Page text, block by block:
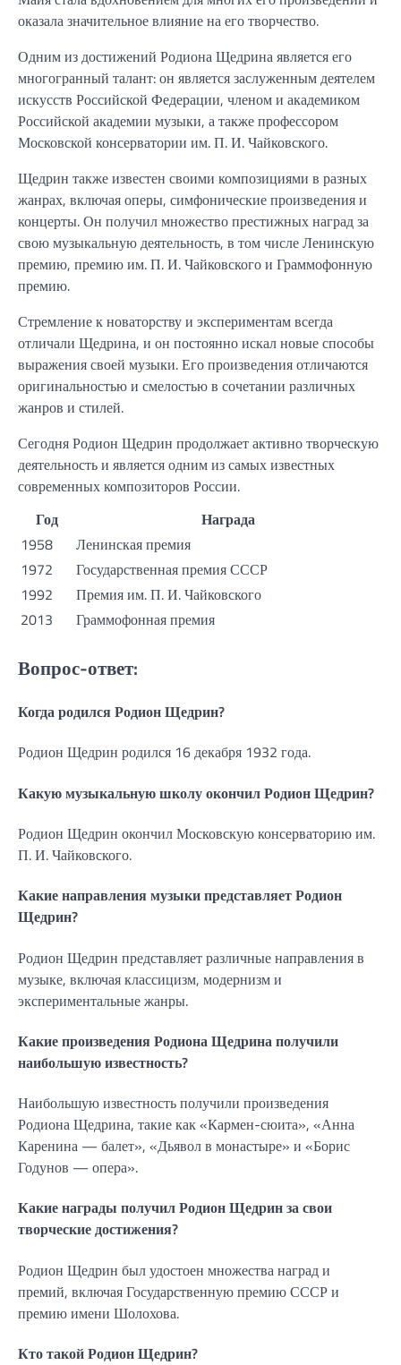
оказала значительное влияние на его творчество.
Одним из достижений Родиона Щедрина является его
многогранный талант: он является заслуженным деятелем
искусств Российской Федерации, членом и академиком
Российской академии музыки, а также профессором
Московской консерватории им. П. И. Чайковского.
Щедрин также известен своими композициями в разных
жанрах, включая оперы, симфонические произведения и
концерты. Он получил множество престижных наград за
свою музыкальную деятельность, в том числе Ленинскую
премию, премию им. П. И. Чайковского и Граммофонную
премию.
Стремление к новаторству и экспериментам всегда
отличали Щедрина, и он постоянно искал новые способы
выражения своей музыки. Его произведения отличаются
оригинальностью и смелостью в сочетании различных
жанров и стилей.
Сегодня Родион Щедрин продолжает активно творческую
деятельность и является одним из самых известных
современных композиторов России.
Год
Награда
1958
Ленинская премия
1972
Государственная премия СССР
1992
Премия им. П. И. Чайковского
2013
Граммофонная премия
Вопрос-ответ:
Когда родился Родион Щедрин?
Родион Щедрин родился 16 декабря 1932 года.
Какую музыкальную школу окончил Родион Щедрин?
Родион Щедрин окончил Московскую консерваторию им.
П. И. Чайковского.
Какие направления музыки представляет Родион
Щедрин?
Родион Щедрин представляет различные направления в
музыке, включая классицизм, модернизм и
экспериментальные жанры.
Какие произведения Родиона Щедрина получили
наибольшую известность?
Наибольшую известность получили произведения
Родиона Щедрина, такие как «Кармен-сюита», «Анна
Каренина — балет», «Дьявол в монастыре» и «Борис
Годунов — опера».
Какие награды получил Родион Щедрин за свои
творческие достижения?
Родион Щедрин был удостоен множества наград и
премий, включая Государственную премию СССР и
премию имени Шолохова.
Кто такой Родион Щедрин?